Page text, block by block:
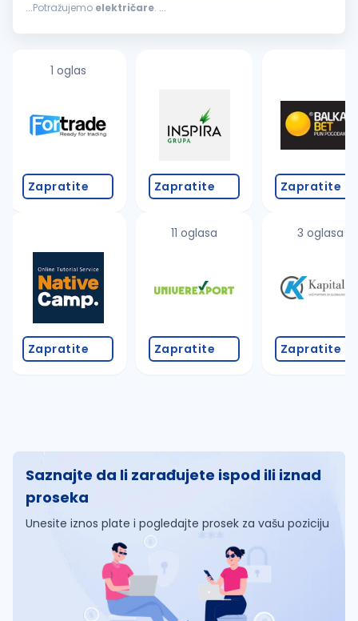
...Potražujemo električare. ...
1 oglas
Zapratite
Zapratite
Zapratite
11 oglasa
Zapratite
Zapratite
3 oglasa
Zapratite
Saznajte da li zarađujete ispod ili iznad
proseka
Unesite iznos plate i pogledajte prosek za vašu poziciju